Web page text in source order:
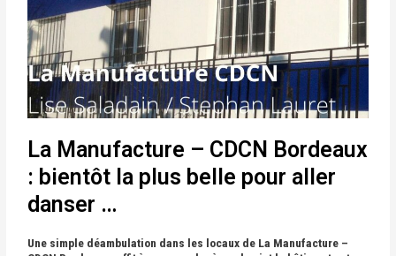
La Manufacture – CDCN Bordeaux
: bientôt la plus belle pour aller
danser …
Une simple déambulation dans les locaux de La Manufacture –